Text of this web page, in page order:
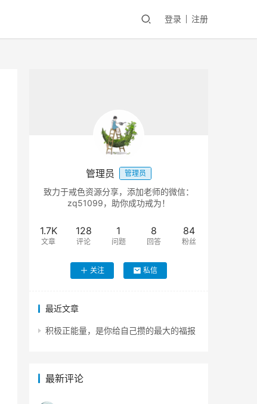
登录 注册
管理员 管理员
致力于戒色资源分享，添加老师的微信：
zq51099，助你成功戒为！
1.7K
文章
128
评论
1
问题
8
回答
84
粉丝
关注 私信
最近文章
积极正能量，是你给自己攒的最大的福报
最新评论